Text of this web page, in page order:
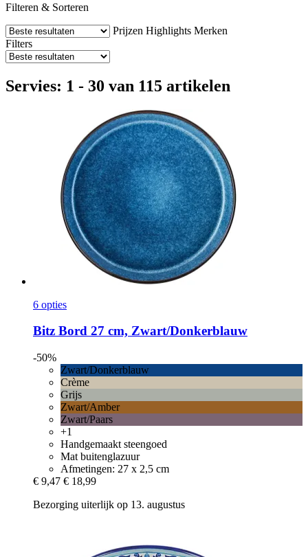
Filteren & Sorteren
Prijzen Highlights Merken
Filters
Servies: 1 - 30 van 115 artikelen
6 opties
Bitz Bord 27 cm, Zwart/Donkerblauw
-50%
Zwart/Donkerblauw
Crème
Grijs
Zwart/Amber
Zwart/Paars
+1
Handgemaakt steengoed
Mat buitenglazuur
Afmetingen: 27 x 2,5 cm
€ 9,47 € 18,99
Bezorging uiterlijk op 13. augustus